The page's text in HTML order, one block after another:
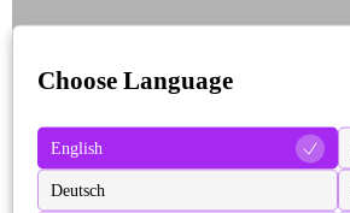
Choose Language
English
Deutsch